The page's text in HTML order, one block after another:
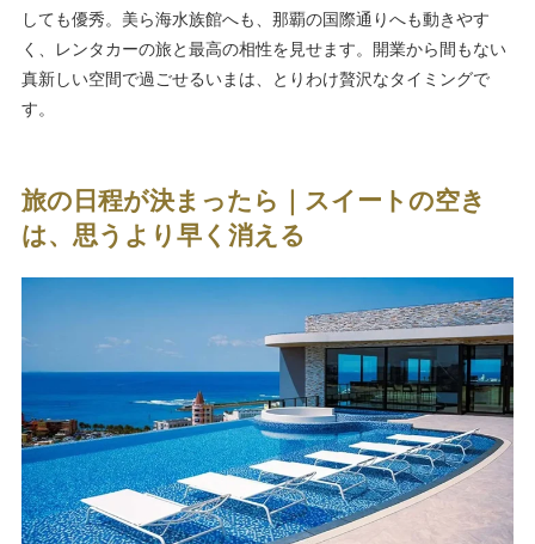
しても優秀。美ら海水族館へも、那覇の国際通りへも動きやす
く、レンタカーの旅と最高の相性を見せます。開業から間もない
真新しい空間で過ごせるいまは、とりわけ贅沢なタイミングで
す。
旅の日程が決まったら｜スイートの空き
は、思うより早く消える